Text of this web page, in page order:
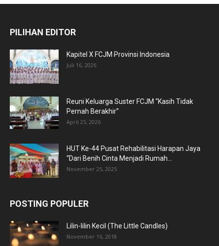
PILIHAN EDITOR
Kapitel X FCJM Provinsi Indonesia
Juli 16, 2026
Reuni Keluarga Suster FCJM “Kasih Tidak
Pernah Berakhir”
April 25, 2026
HUT Ke-44 Pusat Rehabilitasi Harapan Jaya
“Dari Benih Cinta Menjadi Rumah...
November 25, 2025
POSTING POPULER
Lilin-lilin Kecil (The Little Candles)
November 16, 2018